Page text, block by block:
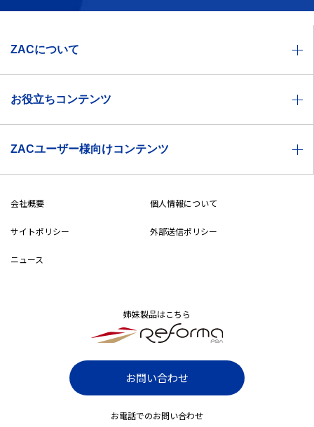
ZACについて
業種別ソリューション一覧
機能一覧
価格体系
導入事例
導入までの流れ
ZAC・Reforma PSA比較表
IT・システム開発業向け
お役立ちコンテンツ
お役立ち資料
セミナー情報
ZACBLOG
無料メルマガ登録
ZACユーザー様向けコンテンツ
会社概要 個人情報について
サイトポリシー 外部送信ポリシー
ニュース
姉妹製品はこちら
お問い合わせ
お電話でのお問い合わせ